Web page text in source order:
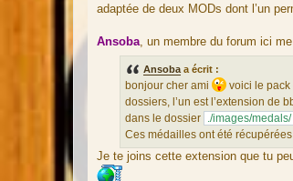
r
e
d
u
m
e
s
s
a
adaptée de deux MODs dont l’un
Ansoba , un membre du forum ici
Ansoba a écrit :
bonjour cher ami
voici le pack
dossiers, l’un est l’extension de
dans le dossier ./images/medals/
Ces médailles ont été
Je te joins cette extension que tu